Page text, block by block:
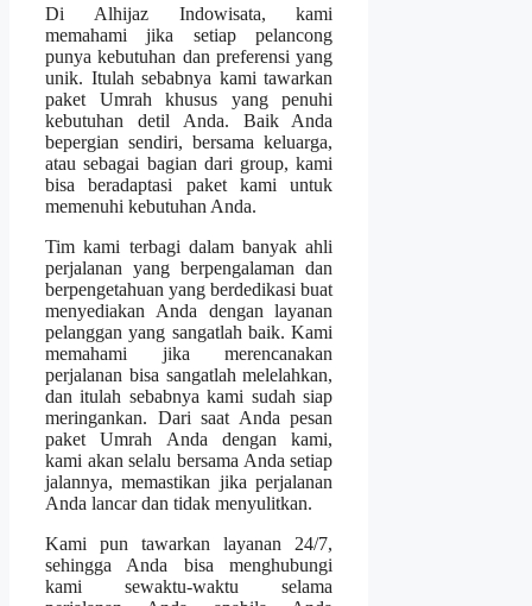
Di Alhijaz Indowisata, kami
memahami jika setiap pelancong
punya kebutuhan dan preferensi yang
unik. Itulah sebabnya kami tawarkan
paket Umrah khusus yang penuhi
kebutuhan detil Anda. Baik Anda
bepergian sendiri, bersama keluarga,
atau sebagai bagian dari group, kami
bisa beradaptasi paket kami untuk
memenuhi kebutuhan Anda.
Tim kami terbagi dalam banyak ahli
perjalanan yang berpengalaman dan
berpengetahuan yang berdedikasi buat
menyediakan Anda dengan layanan
pelanggan yang sangatlah baik. Kami
memahami jika merencanakan
perjalanan bisa sangatlah melelahkan,
dan itulah sebabnya kami sudah siap
meringankan. Dari saat Anda pesan
paket Umrah Anda dengan kami,
kami akan selalu bersama Anda setiap
jalannya, memastikan jika perjalanan
Anda lancar dan tidak menyulitkan.
Kami pun tawarkan layanan 24/7,
sehingga Anda bisa menghubungi
kami sewaktu-waktu selama